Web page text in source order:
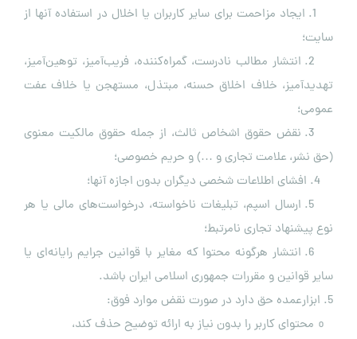
1. ایجاد مزاحمت برای سایر کاربران یا اخلال در استفاده آنها از
سایت؛
2. انتشار مطالب نادرست، گمراه‌کننده، فریب‌آمیز، توهین‌آمیز،
تهدیدآمیز، خلاف اخلاق حسنه، مبتذل، مستهجن یا خلاف عفت
عمومی؛
3. نقض حقوق اشخاص ثالث، از جمله حقوق مالکیت معنوی
(حق نشر، علامت تجاری و …) و حریم خصوصی؛
5. ارسال اسپم، تبلیغات ناخواسته، درخواست‌های مالی یا هر
نوع پیشنهاد تجاری نامرتبط؛
6. انتشار هرگونه محتوا که مغایر با قوانین جرایم رایانه‌ای یا
سایر قوانین و مقررات جمهوری اسلامی ایران باشد.
5. ابزارعمده حق دارد در صورت نقض موارد فوق:
محتوای کاربر را بدون نیاز به ارائه توضیح حذف کند،